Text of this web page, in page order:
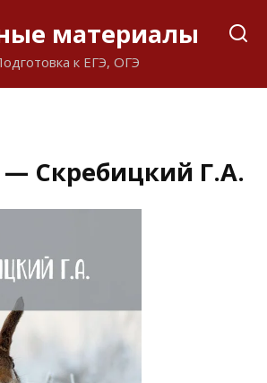
материалы
к ЕГЭ, ОГЭ
— Скребицкий Г.А.